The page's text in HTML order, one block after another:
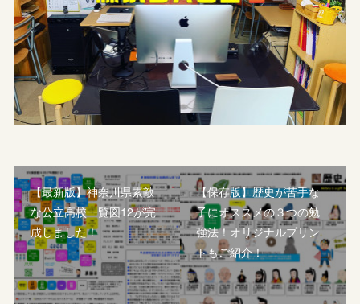
【最新版】神奈川県素敵
な公立高校一覧図12が完
成しました！
【保存版】歴史が苦手な
子にオススメの３つの勉
強法！オリジナルプリン
トもご紹介！